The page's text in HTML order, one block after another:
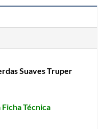
Suaves Truper
Ficha Técnica